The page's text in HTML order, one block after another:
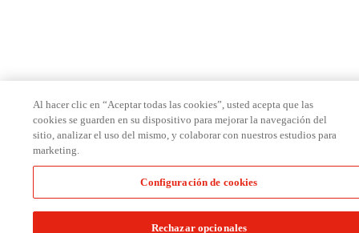
Al hacer clic en “Aceptar todas las cookies”, usted acepta que las
cookies se guarden en su dispositivo para mejorar la navegación del
sitio, analizar el uso del mismo, y colaborar con nuestros estudios para
marketing.
Configuración de cookies
Rechazar opcionales